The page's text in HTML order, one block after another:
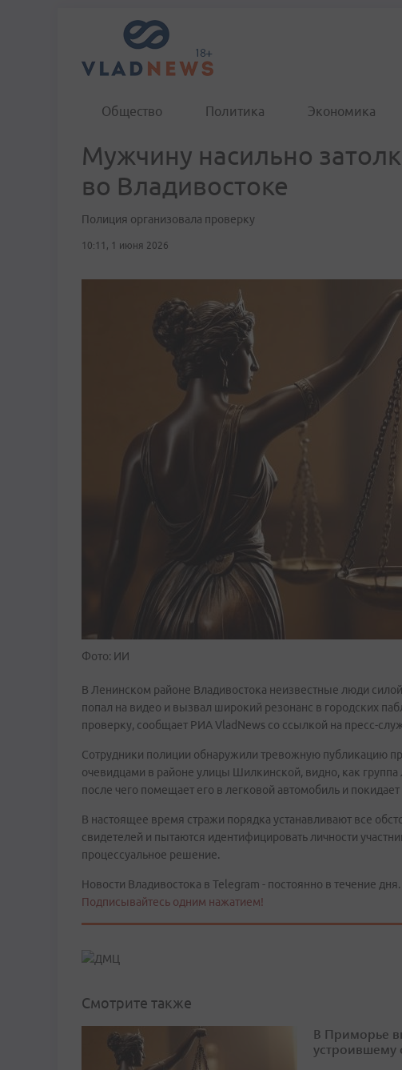
Общество Политика Экономика
Мужчину насильно
во Владивостоке
Полиция организовала проверку
10:11, 1 июня 2026
Фото: ИИ
В Ленинском районе Владивостока неизвестные люди
попал на видео и вызвал широкий резонанс в городских
проверку, сообщает РИА VladNews со ссылкой на пресс-
Сотрудники полиции обнаружили тревожную публикацию
очевидцами в районе улицы Шилкинской, видно, как
после чего помещает его в легковой автомобиль и
В настоящее время стражи порядка устанавливают все
свидетелей и пытаются идентифицировать личности
процессуальное решение.
Новости Владивостока в Telegram - постоянно в течение дня.
Подписывайтесь одним нажатием!
Смотрите также
В Приморье
устроившему